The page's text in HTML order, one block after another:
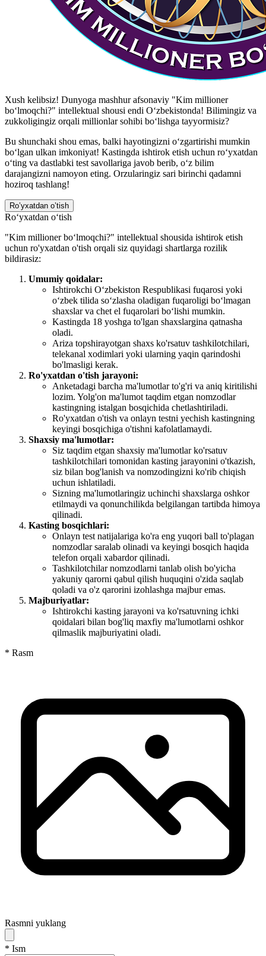
Xush kelibsiz! Dunyoga mashhur afsonaviy "Kim millioner
bo‘lmoqchi?" intellektual shousi endi O‘zbekistonda! Bilimingiz va
zukkoligingiz orqali millionlar sohibi bo‘lishga tayyormisiz?
Bu shunchaki shou emas, balki hayotingizni o‘zgartirishi mumkin
bo‘lgan ulkan imkoniyat! Kastingda ishtirok etish uchun ro‘yxatdan
o‘ting va dastlabki test savollariga javob berib, o‘z bilim
darajangizni namoyon eting. Orzularingiz sari birinchi qadamni
hoziroq tashlang!
Ro’yxatdan o’tish
Ro‘yxatdan o‘tish
"Kim millioner bo‘lmoqchi?" intellektual shousida ishtirok etish
uchun ro'yxatdan o'tish orqali siz quyidagi shartlarga rozilik
bildirasiz:
Umumiy qoidalar:
Ishtirokchi O‘zbekiston Respublikasi fuqarosi yoki
o‘zbek tilida so‘zlasha oladigan fuqaroligi bo‘lmagan
shaxslar va chet el fuqarolari bo‘lishi mumkin.
Kastingda 18 yoshga to'lgan shaxslargina qatnasha
oladi.
Ariza topshirayotgan shaxs ko'rsatuv tashkilotchilari,
telekanal xodimlari yoki ularning yaqin qarindoshi
bo'lmasligi kerak.
Ro'yxatdan o'tish jarayoni:
Anketadagi barcha ma'lumotlar to'g'ri va aniq kiritilishi
lozim. Yolg'on ma'lumot taqdim etgan nomzodlar
kastingning istalgan bosqichida chetlashtiriladi.
Ro'yxatdan o'tish va onlayn testni yechish kastingning
keyingi bosqichiga o'tishni kafolatlamaydi.
Shaxsiy ma'lumotlar:
Siz taqdim etgan shaxsiy ma'lumotlar ko'rsatuv
tashkilotchilari tomonidan kasting jarayonini o'tkazish,
siz bilan bog'lanish va nomzodingizni ko'rib chiqish
uchun ishlatiladi.
Sizning ma'lumotlaringiz uchinchi shaxslarga oshkor
etilmaydi va qonunchilikda belgilangan tartibda himoya
qilinadi.
Kasting bosqichlari:
Onlayn test natijalariga ko'ra eng yuqori ball to'plagan
nomzodlar saralab olinadi va keyingi bosqich haqida
telefon orqali xabardor qilinadi.
Tashkilotchilar nomzodlarni tanlab olish bo'yicha
yakuniy qarorni qabul qilish huquqini o'zida saqlab
qoladi va o'z qarorini izohlashga majbur emas.
Majburiyatlar:
Ishtirokchi kasting jarayoni va ko'rsatuvning ichki
qoidalari bilan bog'liq maxfiy ma'lumotlarni oshkor
qilmaslik majburiyatini oladi.
* Rasm
Rasmni yuklang
* Ism